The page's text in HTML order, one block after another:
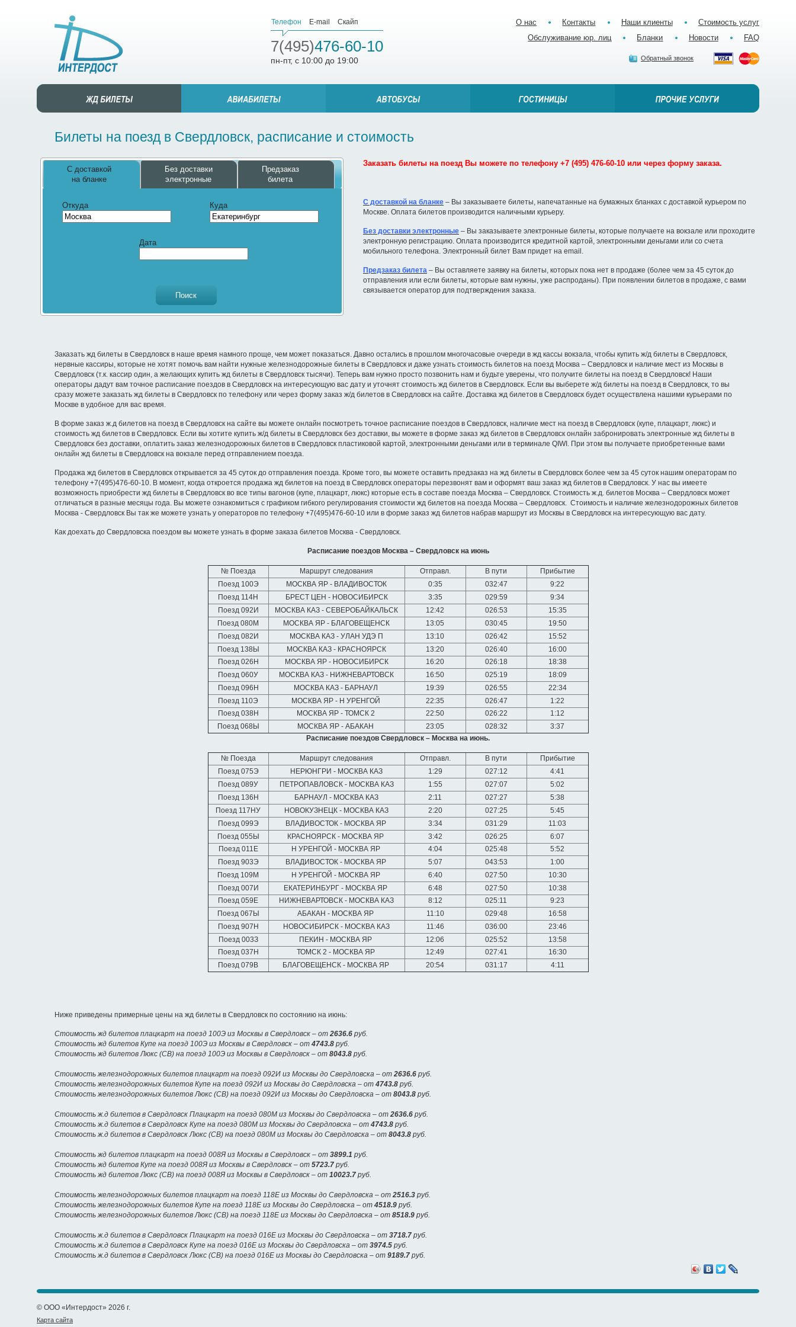
Телефон E-mail Скайп
7(495)476-60-10
пн-пт, с 10:00 до 19:00
О нас Контакты Наши клиенты
Стоимость услуг
Обслуживание юр. лиц
Бланки Новости FAQ
Обратный звонок
Билеты на поезд в Свердловск, расписание и стоимость
С доставкой
на бланке
Без доставки
электронные
Предзаказ
билета
Откуда Куда
Дата
Заказать билеты на поезд Вы можете по телефону +7 (495) 476-60-10 или через форму заказа.
С доставкой на бланке – Вы заказываете билеты, напечатанные на бумажных бланках с доставкой курьером по
Москве. Оплата билетов производится наличными курьеру.
Без доставки электронные – Вы заказываете электронные билеты, которые получаете на вокзале или проходите
электронную регистрацию. Оплата производится кредитной картой, электронными деньгами или со счета
мобильного телефона. Электронный билет Вам придет на email.
Предзаказ билета – Вы оставляете заявку на билеты, которых пока нет в продаже (более чем за 45 суток до
отправления или если билеты, которые вам нужны, уже распроданы). При появлении билетов в продаже, с вами
связывается оператор для подтверждения заказа.
Заказать жд билеты в Свердловск в наше время намного проще, чем может показаться. Давно остались в прошлом многочасовые очереди в жд кассы вокзала, чтобы купить ж/д билеты в Свердловск,
нервные кассиры, которые не хотят помочь вам найти нужные железнодорожные билеты в Свердловск и даже узнать стоимость билетов на поезд Москва – Свердловск и наличие мест из Москвы в
Свердловск (т.к. кассир один, а желающих купить жд билеты в Свердловск тысячи). Теперь вам нужно просто позвонить нам и будьте уверены, что получите билеты на поезд в Свердловск! Наши
операторы дадут вам точное расписание поездов в Свердловск на интересующую вас дату и уточнят стоимость жд билетов в Свердловск. Если вы выберете ж/д билеты на поезд в Свердловск, то вы
сразу можете заказать жд билеты в Свердловск по телефону или через форму заказ ж/д билетов в Свердловск на сайте. Доставка жд билетов в Свердловск будет осуществлена нашими курьерами по
Москве в удобное для вас время.
В форме заказ ж.д билетов на поезд в Свердловск на сайте вы можете онлайн посмотреть точное расписание поездов в Свердловск, наличие мест на поезд в Свердловск (купе, плацкарт, люкс) и
стоимость жд билетов в Свердловск. Если вы хотите купить ж/д билеты в Свердловск без доставки, вы можете в форме заказ жд билетов в Свердловск онлайн забронировать электронные жд билеты в
Свердловск без доставки, оплатить заказ железнодорожных билетов в Свердловск пластиковой картой, электронными деньгами или в терминале QIWI. При этом вы получаете приобретенные вами
онлайн жд билеты в Свердловск на вокзале перед отправлением поезда.
Продажа жд билетов в Свердловск открывается за 45 суток до отправления поезда. Кроме того, вы можете оставить предзаказ на жд билеты в Свердловск более чем за 45 суток нашим операторам по
телефону +7(495)476-60-10. В момент, когда откроется продажа жд билетов на поезд в Свердловск операторы перезвонят вам и оформят ваш заказ жд билетов в Свердловск. У нас вы имеете
возможность приобрести жд билеты в Свердловск во все типы вагонов (купе, плацкарт, люкс) которые есть в составе поезда Москва – Свердловск. Стоимость ж.д. билетов Москва – Свердловск может
отличаться в разные месяцы года. Вы можете ознакомиться с графиком гибкого регулирования стоимости жд билетов на поезда Москва – Свердловск. Стоимость и наличие железнодорожных билетов
Москва - Свердловск Вы так же можете узнать у операторов по телефону +7(495)476-60-10 или в форме заказ жд билетов набрав маршрут из Москвы в Свердловск на интересующую вас дату.
Как доехать до Свердловска поездом вы можете узнать в форме заказа билетов Москва - Свердловск.
Расписание поездов Москва – Свердловск на июнь
№ Поезда Маршрут следования Отправл. В пути
Прибытие
Поезд 100Э
МОСКВА ЯР - ВЛАДИВОСТОК 0:35 032:47
9:22
Поезд 114Н
БРЕСТ ЦЕН - НОВОСИБИРСК 3:35 029:59
9:34
Поезд 092И
МОСКВА КАЗ - СЕВЕРОБАЙКАЛЬСК 12:42 026:53
15:35
Поезд 080М
МОСКВА ЯР - БЛАГОВЕЩЕНСК 13:05 030:45
19:50
Поезд 082И
МОСКВА КАЗ - УЛАН УДЭ П 13:10 026:42
15:52
Поезд 138Ы
МОСКВА КАЗ - КРАСНОЯРСК 13:20 026:40
16:00
Поезд 026Н
МОСКВА ЯР - НОВОСИБИРСК 16:20 026:18
18:38
Поезд 060У
МОСКВА КАЗ - НИЖНЕВАРТОВСК 16:50 025:19
18:09
Поезд 096Н
МОСКВА КАЗ - БАРНАУЛ 19:39 026:55
22:34
Поезд 110Э
МОСКВА ЯР - Н УРЕНГОЙ 22:35 026:47
1:22
Поезд 038Н
МОСКВА ЯР - ТОМСК 2 22:50 026:22
1:12
Поезд 068Ы
МОСКВА ЯР - АБАКАН 23:05 028:32
3:37
Расписание поездов Свердловск – Москва на июнь.
№ Поезда Маршрут следования Отправл. В пути
Прибытие
Поезд 075Э
НЕРЮНГРИ - МОСКВА КАЗ 1:29 027:12
4:41
Поезд 089У
ПЕТРОПАВЛОВСК - МОСКВА КАЗ 1:55 027:07
5:02
Поезд 136Н
БАРНАУЛ - МОСКВА КАЗ 2:11 027:27
5:38
Поезд 117НУ
НОВОКУЗНЕЦК - МОСКВА КАЗ 2:20 027:25
5:45
Поезд 099Э
ВЛАДИВОСТОК - МОСКВА ЯР 3:34 031:29
11:03
Поезд 055Ы
КРАСНОЯРСК - МОСКВА ЯР 3:42 026:25
6:07
Поезд 011Е
Н УРЕНГОЙ - МОСКВА ЯР 4:04 025:48
5:52
Поезд 903Э
ВЛАДИВОСТОК - МОСКВА ЯР 5:07 043:53
1:00
Поезд 109М
Н УРЕНГОЙ - МОСКВА ЯР 6:40 027:50
10:30
Поезд 007И
ЕКАТЕРИНБУРГ - МОСКВА ЯР 6:48 027:50
10:38
Поезд 059Е
НИЖНЕВАРТОВСК - МОСКВА КАЗ 8:12 025:11
9:23
Поезд 067Ы
АБАКАН - МОСКВА ЯР 11:10 029:48
16:58
Поезд 907Н
НОВОСИБИРСК - МОСКВА КАЗ 11:46 036:00
23:46
Поезд 003З
ПЕКИН - МОСКВА ЯР 12:06 025:52
13:58
Поезд 037Н
ТОМСК 2 - МОСКВА ЯР 12:49 027:41
16:30
Поезд 079В
БЛАГОВЕЩЕНСК - МОСКВА ЯР 20:54 031:17 4:11
Ниже приведены примерные цены на жд билеты в Свердловск по состоянию на июнь:
Стоимость жд билетов плацкарт на поезд 100Э из Москвы в Свердловск – от 2636.6 руб.
Стоимость жд билетов Купе на поезд 100Э из Москвы в Свердловск – от 4743.8 руб.
Стоимость жд билетов Люкс (СВ) на поезд 100Э из Москвы в Свердловск – от 8043.8 руб.
Стоимость железнодорожных билетов плацкарт на поезд 092И из Москвы до Свердловска – от 2636.6 руб.
Стоимость железнодорожных билетов Купе на поезд 092И из Москвы до Свердловска – от 4743.8 руб.
Стоимость железнодорожных билетов Люкс (СВ) на поезд 092И из Москвы до Свердловска – от 8043.8 руб.
Стоимость ж.д билетов в Свердловск Плацкарт на поезд 080М из Москвы до Свердловска – от 2636.6 руб.
Стоимость ж.д билетов в Свердловск Купе на поезд 080М из Москвы до Свердловска – от 4743.8 руб.
Стоимость ж.д билетов в Свердловск Люкс (СВ) на поезд 080М из Москвы до Свердловска – от 8043.8 руб.
Стоимость жд билетов плацкарт на поезд 008Я из Москвы в Свердловск – от 3899.1 руб.
Стоимость жд билетов Купе на поезд 008Я из Москвы в Свердловск – от 5723.7 руб.
Стоимость жд билетов Люкс (СВ) на поезд 008Я из Москвы в Свердловск – от 10023.7 руб.
Стоимость железнодорожных билетов плацкарт на поезд 118Е из Москвы до Свердловска – от 2516.3 руб.
Стоимость железнодорожных билетов Купе на поезд 118Е из Москвы до Свердловска – от 4518.9 руб.
Стоимость железнодорожных билетов Люкс (СВ) на поезд 118Е из Москвы до Свердловска – от 8518.9 руб.
Стоимость ж.д билетов в Свердловск Плацкарт на поезд 016Е из Москвы до Свердловска – от 3718.7 руб.
Стоимость ж.д билетов в Свердловск Купе на поезд 016Е из Москвы до Свердловска – от 3974.5 руб.
Стоимость ж.д билетов в Свердловск Люкс (СВ) на поезд 016Е из Москвы до Свердловска – от 9189.7 руб.
© ООО «Интердост» 2026 г.
Карта сайта